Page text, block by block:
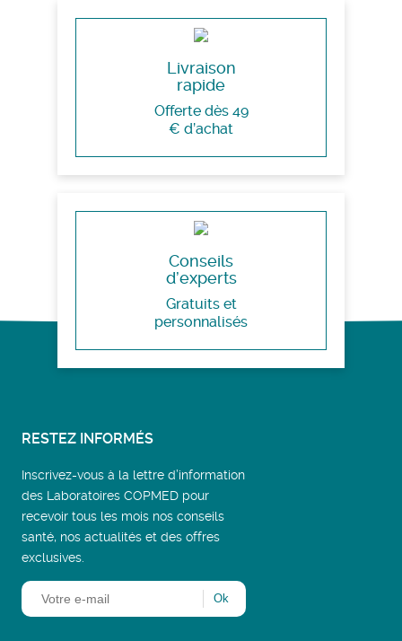
Livraison
rapide
Offerte dès 49
€ d’achat
Conseils
d’experts
Gratuits et
personnalisés
RESTEZ INFORMÉS
Inscrivez-vous à la lettre d’information
des Laboratoires COPMED pour
recevoir tous les mois nos conseils
santé, nos actualités et des offres
exclusives.